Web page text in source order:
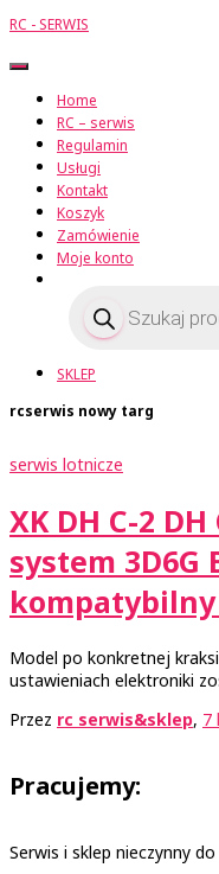
RC - SERWIS
Przełącz
NawigacjęHome
RC – serwis
Regulamin
Usługi
Kontakt
Koszyk
Zamówienie
Moje konto
Wyszukiwarka
produktów
SKLEP
rcserwis nowy targ
serwis lotnicze
XK DH C-2
system 3D6G
Model po konkretnej
ustawieniach elektroniki
Przez rc serwis&sklep, 7
Pracujemy:
Serwis i sklep nieczynny do